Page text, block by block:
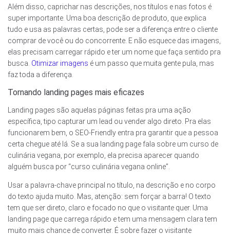
Além disso, caprichar nas descrições, nos títulos e nas fotos é
super importante. Uma boa descrição de produto, que explica
tudo e usa as palavras certas, pode ser a diferença entre o cliente
comprar de você ou do concorrente. E não esquece das imagens,
elas precisam carregar rápido e ter um nome que faça sentido pra
busca. Otimizar imagens é um passo que muita gente pula, mas
faz toda a diferença.
Tornando landing pages mais eficazes
Landing pages são aquelas páginas feitas pra uma ação
específica, tipo capturar um lead ou vender algo direto. Pra elas
funcionarem bem, o SEO-Friendly entra pra garantir que a pessoa
certa chegue até lá. Se a sua landing page fala sobre um curso de
culinária vegana, por exemplo, ela precisa aparecer quando
alguém busca por “curso culinária vegana online”.
Usar a palavra-chave principal no título, na descrição e no corpo
do texto ajuda muito. Mas, atenção: sem forçar a barra! O texto
tem que ser direto, claro e focado no que o visitante quer. Uma
landing page que carrega rápido e tem uma mensagem clara tem
muito mais chance de converter. É sobre fazer o visitante